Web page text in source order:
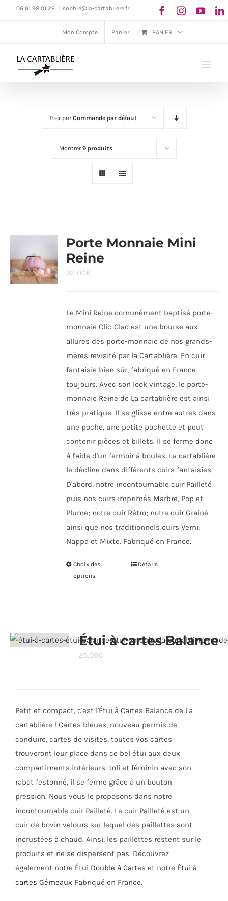
Passer06 61 98 01 29 sophie@la-cartabliere.fr
Mon Compte Panier PANIER
Trier parCommande par défaut
Montrer9 produits
Porte Monnaie Mini
Reine
32,00€
Le Mini Reine comunément baptisé porte-
monnaie Clic-Clac est une bourse aux
allures des porte-monnaie de nos grands-
mères revisité par la Cartablière. En cuir
fantaisie bien sûr, fabriqué en France
toujours. Avec son look vintage, le porte-
monnaie Reine de La cartablière est ainsi
très pratique. Il se glisse entre autres dans
une poche, une petite pochette et peut
contenir pièces et billets. Il se ferme donc
à l'aide d'un fermoir à boules. La cartablière
le décline dans différents cuirs fantaisies.
D'abord, notre incontournable cuir Pailleté
puis nos cuirs imprimés Marbre, Pop et
Plume; notre cuir Rétro; notre cuir Grainé
ainsi que nos traditionnels cuirs Verni,
Nappa et Mixte. Fabriqué en France.
Choix des
options
Ce
Les
sur
la
page
du
produit
Détails
Étui à cartes Balance
25,00€
Petit et compact, c'est l'Étui à Cartes Balance de La
cartablière ! Cartes bleues, nouveau permis de
conduire, cartes de visites, toutes vos cartes
trouveront leur place dans ce bel étui aux deux
compartiments intérieurs. Joli et féminin avec son
rabat festonné, il se ferme grâce à un bouton
pression. Nous vous le proposons dans notre
incontournable cuir Pailleté. Le cuir Pailleté est un
cuir de bovin velours sur lequel des paillettes sont
incrustées à chaud. Ainsi, les paillettes restent sur le
produits et ne se dispersent pas. Découvrez
également notre Étui Double à Cartes et notre Étui à
cartes Gémeaux Fabriqué en France.